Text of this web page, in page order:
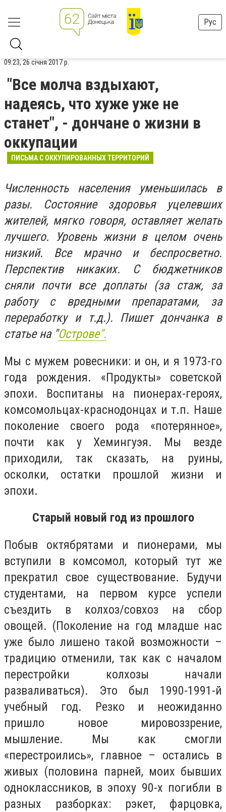
Рус
09:23, 26 січня 2017 р.
"Все молча вздыхают,
надеясь, что хуже уже не
станет", - дончане о жизни в
оккупации
ПИСЬМА С ОККУПИРОВАННЫХ ТЕРРИТОРИЙ
Численность населения уменьшилась в
разы. Состояние здоровья уцелевших
жителей, мягко говоря, оставляет желать
лучшего. Уровень жизни в целом очень
низкий. Все мрачно и беспросветно.
Перспектив никаких. С бюджетников
сняли почти все доплаты (за стаж, за
работу с вредными препаратами, за
переработку и т.д.). Пишет дончанка в
статье на "Острове".
Мы с мужем ровесники: и он, и я 1973-го
года рождения. «Продукты» советской
эпохи. Воспитаны на пионерах-героях,
комсомольцах-краснодонцах и т.п. Наше
поколение своего рода «потерянное»,
почти как у Хемингуэя. Мы везде
приходили, так сказать, на руины,
осколки, остатки прошлой жизни и
эпохи.
Старый новый год из прошлого
Побыв октябрятами и пионерами, мы
вступили в комсомол, который тут же
прекратил свое существование. Будучи
студентами, на первом курсе успели
съездить в колхоз/совхоз на сбор
овощей. (Поколение на год младше нас
уже было лишено такой возможности –
традицию отменили, так как с началом
перестройки колхозы начали
разваливаться). Это был 1990-1991-й
учебный год. Резко и неожиданно
пришло новое мировоззрение,
мышление. Мы как смогли
«перестроились», главное – остались в
живых (половина парней, моих бывших
одноклассников, в эпоху 90-х погибли в
разных разборках: рэкет, фарцовка,